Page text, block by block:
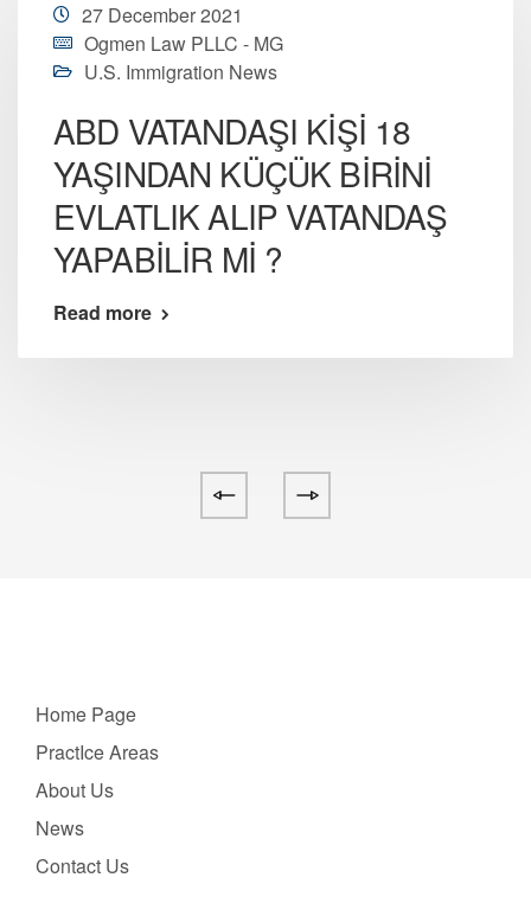
27 December 2021
Ogmen Law PLLC - MG
U.S. Immigration News
ABD VATANDAŞI KİŞİ 18
YAŞINDAN KÜÇÜK BİRİNİ
EVLATLIK ALIP VATANDAŞ
YAPABİLİR Mİ ?
Read more
Home Page
PractIce Areas
About Us
News
Contact Us